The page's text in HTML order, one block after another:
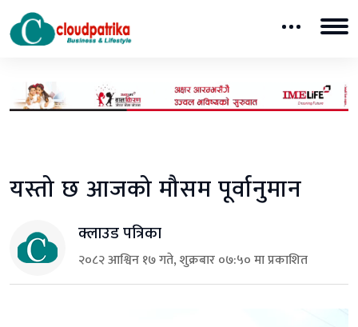
यस्तो छ आजको मौसम पूर्वानुमान
क्लाउड पत्रिका
२०८२ आश्विन १७ गते, शुक्रबार ०७:५० मा प्रकाशित